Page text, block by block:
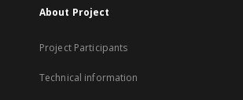
About Project
Project Participants
Technical information